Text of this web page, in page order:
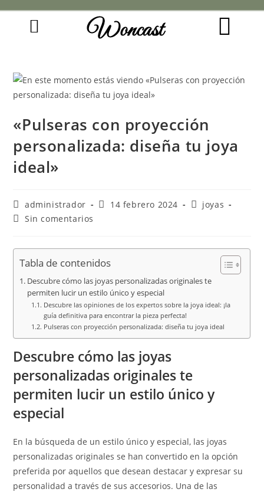
Woncast
«Pulseras con proyección
personalizada: diseña tu joya
ideal»
administrador 14 febrero 2024
joyas
Sin comentarios
Tabla de contenidos
Descubre cómo las joyas personalizadas originales te
permiten lucir un estilo único y especial
Descubre las opiniones de los expertos sobre la joya ideal: ¡la
guía definitiva para encontrar la pieza perfecta!
Pulseras con proyección personalizada: diseña tu joya ideal
Descubre cómo las joyas
personalizadas originales te
permiten lucir un estilo único y
especial
En la búsqueda de un estilo único y especial, las joyas
personalizadas originales se han convertido en la opción
preferida por aquellos que desean destacar y expresar su
personalidad a través de sus accesorios. Una de las